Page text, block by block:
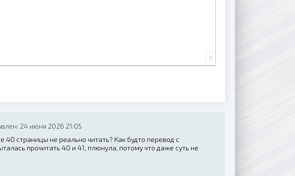
0
24 июня 2026 21:05
40 страницы не реально читать? Как будто перевод с
прочитать 40 и 41, плюнула, потому что даже суть не